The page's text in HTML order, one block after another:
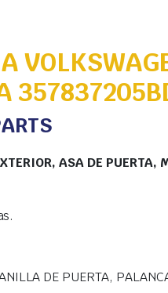
ASA DE PUERTA,
DE PUERTA,